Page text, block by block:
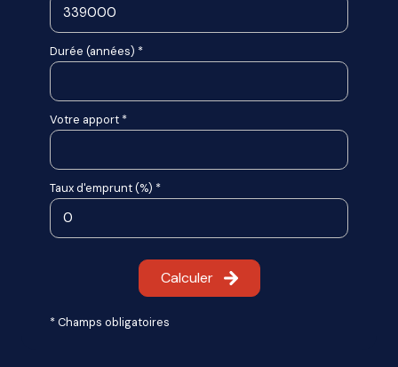
Durée (années) *
Votre apport *
Taux d'emprunt (%) *
Calculer
* Champs obligatoires